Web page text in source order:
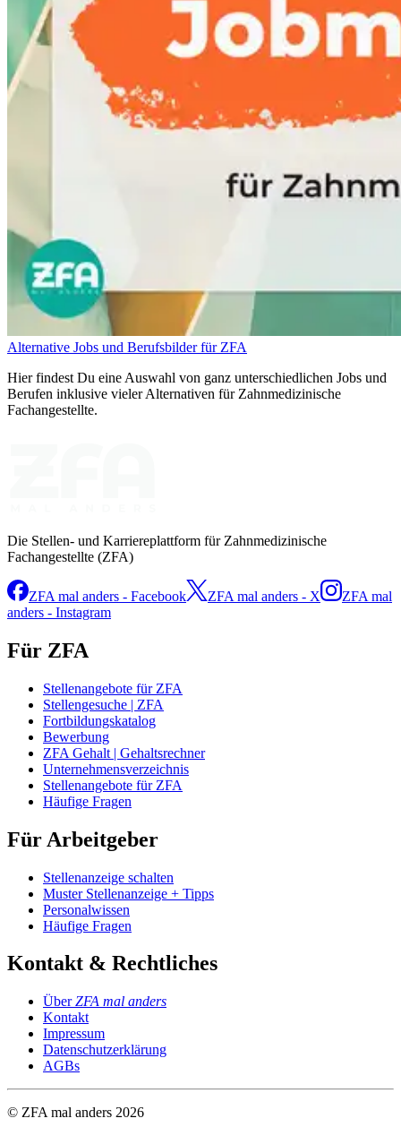
Alternative Jobs und Berufsbilder für ZFA
Hier findest Du eine Auswahl von ganz unterschiedlichen Jobs und
Berufen inklusive vieler Alternativen für Zahnmedizinische
Fachangestellte.
Die Stellen- und Karriereplattform für Zahnmedizinische
Fachangestellte (ZFA)
ZFA mal anders - Facebook ZFA mal anders - X
ZFA mal
anders - Instagram
Für ZFA
Stellenangebote für ZFA
Stellengesuche | ZFA
Fortbildungskatalog
Bewerbung
ZFA Gehalt | Gehaltsrechner
Unternehmensverzeichnis
Stellenangebote für ZFA
Häufige Fragen
Für Arbeitgeber
Stellenanzeige schalten
Muster Stellenanzeige + Tipps
Personalwissen
Häufige Fragen
Kontakt & Rechtliches
ÜberZFA mal anders
Kontakt
Impressum
Datenschutzerklärung
AGBs
© ZFA mal anders 2026